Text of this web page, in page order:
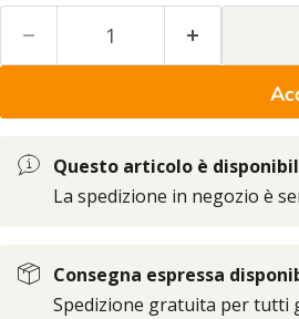
Questo articolo è
La spedizione in negozio è
Consegna espressa
Spedizione gratuita per tutti